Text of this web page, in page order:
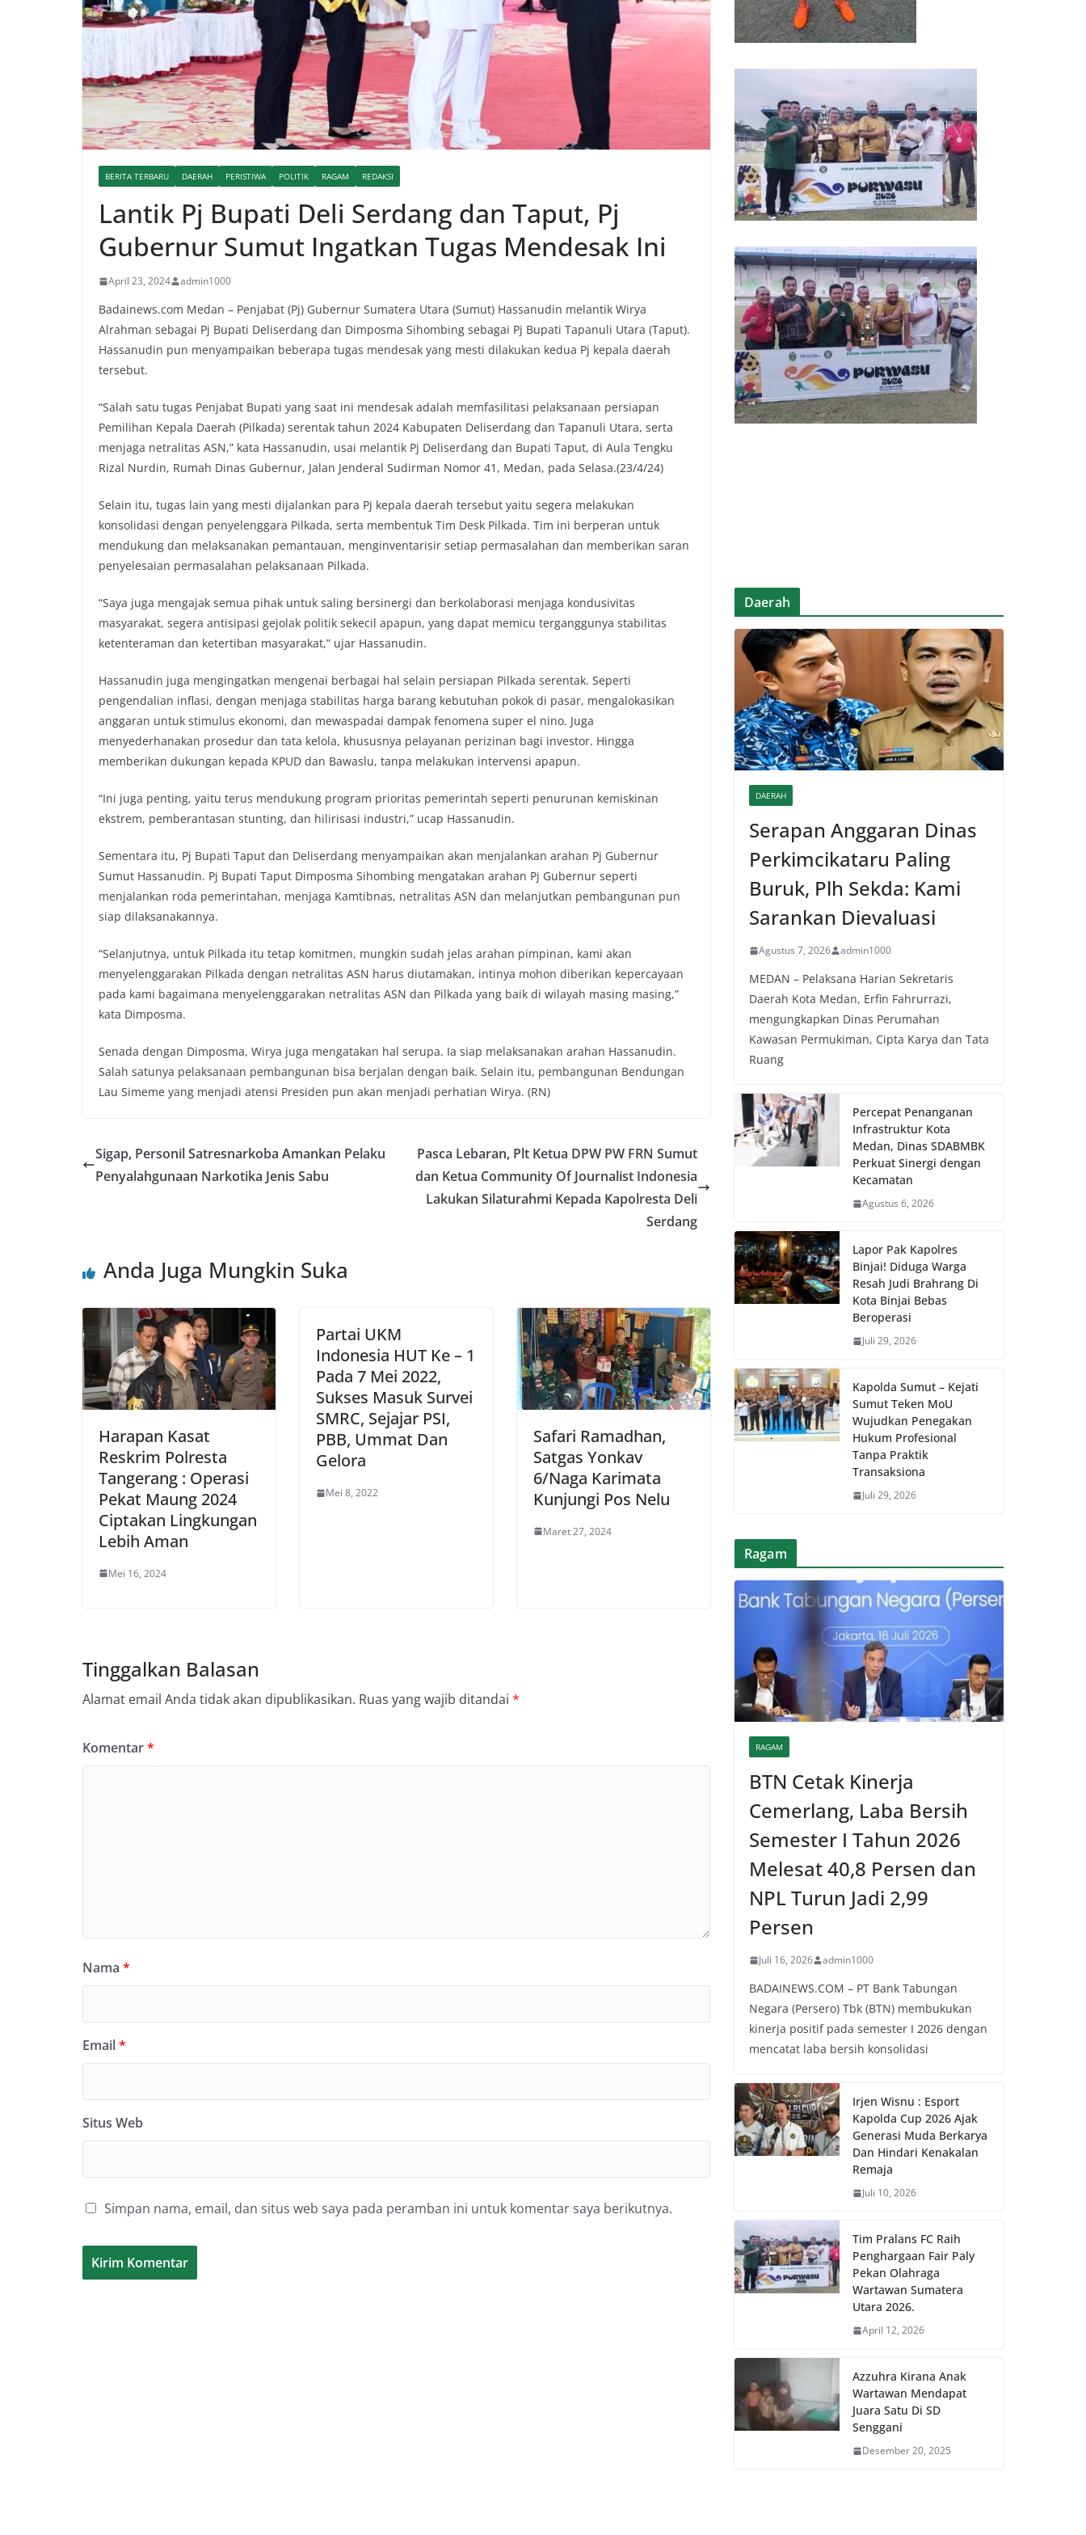
BERITA TERBARU DAERAH PERISTIWA POLITIK RAGAM REDAKSI
Lantik Pj Bupati Deli Serdang dan Taput, Pj
Gubernur Sumut Ingatkan Tugas Mendesak Ini
April 23, 2024 admin1000
Badainews.com Medan – Penjabat (Pj) Gubernur Sumatera Utara (Sumut) Hassanudin melantik Wirya
Alrahman sebagai Pj Bupati Deliserdang dan Dimposma Sihombing sebagai Pj Bupati Tapanuli Utara (Taput).
Hassanudin pun menyampaikan beberapa tugas mendesak yang mesti dilakukan kedua Pj kepala daerah
tersebut.
“Salah satu tugas Penjabat Bupati yang saat ini mendesak adalah memfasilitasi pelaksanaan persiapan
Pemilihan Kepala Daerah (Pilkada) serentak tahun 2024 Kabupaten Deliserdang dan Tapanuli Utara, serta
menjaga netralitas ASN,” kata Hassanudin, usai melantik Pj Deliserdang dan Bupati Taput, di Aula Tengku
Rizal Nurdin, Rumah Dinas Gubernur, Jalan Jenderal Sudirman Nomor 41, Medan, pada Selasa.(23/4/24)
Selain itu, tugas lain yang mesti dijalankan para Pj kepala daerah tersebut yaitu segera melakukan
konsolidasi dengan penyelenggara Pilkada, serta membentuk Tim Desk Pilkada. Tim ini berperan untuk
mendukung dan melaksanakan pemantauan, menginventarisir setiap permasalahan dan memberikan saran
penyelesaian permasalahan pelaksanaan Pilkada.
“Saya juga mengajak semua pihak untuk saling bersinergi dan berkolaborasi menjaga kondusivitas
masyarakat, segera antisipasi gejolak politik sekecil apapun, yang dapat memicu terganggunya stabilitas
ketenteraman dan ketertiban masyarakat,” ujar Hassanudin.
Hassanudin juga mengingatkan mengenai berbagai hal selain persiapan Pilkada serentak. Seperti
pengendalian inflasi, dengan menjaga stabilitas harga barang kebutuhan pokok di pasar, mengalokasikan
anggaran untuk stimulus ekonomi, dan mewaspadai dampak fenomena super el nino. Juga
menyederhanakan prosedur dan tata kelola, khususnya pelayanan perizinan bagi investor. Hingga
memberikan dukungan kepada KPUD dan Bawaslu, tanpa melakukan intervensi apapun.
“Ini juga penting, yaitu terus mendukung program prioritas pemerintah seperti penurunan kemiskinan
ekstrem, pemberantasan stunting, dan hilirisasi industri,” ucap Hassanudin.
Sementara itu, Pj Bupati Taput dan Deliserdang menyampaikan akan menjalankan arahan Pj Gubernur
Sumut Hassanudin. Pj Bupati Taput Dimposma Sihombing mengatakan arahan Pj Gubernur seperti
menjalankan roda pemerintahan, menjaga Kamtibnas, netralitas ASN dan melanjutkan pembangunan pun
siap dilaksanakannya.
“Selanjutnya, untuk Pilkada itu tetap komitmen, mungkin sudah jelas arahan pimpinan, kami akan
menyelenggarakan Pilkada dengan netralitas ASN harus diutamakan, intinya mohon diberikan kepercayaan
pada kami bagaimana menyelenggarakan netralitas ASN dan Pilkada yang baik di wilayah masing masing,”
kata Dimposma.
Senada dengan Dimposma, Wirya juga mengatakan hal serupa. Ia siap melaksanakan arahan Hassanudin.
Salah satunya pelaksanaan pembangunan bisa berjalan dengan baik. Selain itu, pembangunan Bendungan
Lau Simeme yang menjadi atensi Presiden pun akan menjadi perhatian Wirya. (RN)
Sigap, Personil Satresnarkoba Amankan Pelaku
Penyalahgunaan Narkotika Jenis Sabu
Pasca Lebaran, Plt Ketua DPW PW FRN Sumut
dan Ketua Community Of Journalist Indonesia
Lakukan Silaturahmi Kepada Kapolresta Deli
Serdang
Anda Juga Mungkin Suka
Harapan Kasat
Reskrim Polresta
Tangerang : Operasi
Pekat Maung 2024
Ciptakan Lingkungan
Lebih Aman
Mei 16, 2024
Partai UKM
Indonesia HUT Ke – 1
Pada 7 Mei 2022,
Sukses Masuk Survei
SMRC, Sejajar PSI,
PBB, Ummat Dan
Gelora
Mei 8, 2022
Safari Ramadhan,
Satgas Yonkav
6/Naga Karimata
Kunjungi Pos Nelu
Maret 27, 2024
Tinggalkan Balasan
Alamat email Anda tidak akan dipublikasikan. Ruas yang wajib ditandai *
Komentar*
Nama *
Email*
Situs Web
Simpan nama, email, dan situs web saya pada peramban ini untuk komentar saya berikutnya.
Daerah
DAERAH
Serapan Anggaran Dinas
Perkimcikataru Paling
Buruk, Plh Sekda: Kami
Sarankan Dievaluasi
Agustus 7, 2026 admin1000
MEDAN – Pelaksana Harian Sekretaris
Daerah Kota Medan, Erfin Fahrurrazi,
mengungkapkan Dinas Perumahan
Kawasan Permukiman, Cipta Karya dan Tata
Ruang
Percepat Penanganan
Infrastruktur Kota
Medan, Dinas SDABMBK
Perkuat Sinergi dengan
Kecamatan
Agustus 6, 2026
Lapor Pak Kapolres
Binjai! Diduga Warga
Resah Judi Brahrang Di
Kota Binjai Bebas
Beroperasi
Juli 29, 2026
Kapolda Sumut – Kejati
Sumut Teken MoU
Wujudkan Penegakan
Hukum Profesional
Tanpa Praktik
Transaksiona
Juli 29, 2026
Ragam
RAGAM
BTN Cetak Kinerja
Cemerlang, Laba Bersih
Semester I Tahun 2026
Melesat 40,8 Persen dan
NPL Turun Jadi 2,99
Persen
Juli 16, 2026 admin1000
BADAINEWS.COM – PT Bank Tabungan
Negara (Persero) Tbk (BTN) membukukan
kinerja positif pada semester I 2026 dengan
mencatat laba bersih konsolidasi
Irjen Wisnu : Esport
Kapolda Cup 2026 Ajak
Generasi Muda Berkarya
Dan Hindari Kenakalan
Remaja
Juli 10, 2026
Tim Pralans FC Raih
Penghargaan Fair Paly
Pekan Olahraga
Wartawan Sumatera
Utara 2026.
April 12, 2026
Azzuhra Kirana Anak
Wartawan Mendapat
Juara Satu Di SD
Senggani
Desember 20, 2025